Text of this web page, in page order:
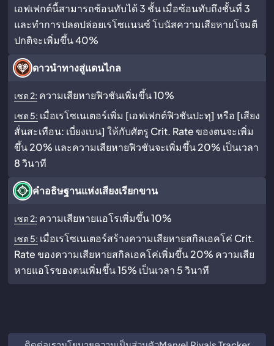
เอฟเฟกต์นี้สามารถซ้อนทับได้ 3 ชั้น เมื่อซ้อนทับถึงชั้นที่ 3
และทำการปลดปล่อยเรโซแนนซ์ โบนัสความเสียหายโจมตี
ปกติจะเพิ่มขึ้น 40%
ดาวนำทางสู่แดนไกล
เซต 2: ความเสียหายฟิวชันเพิ่มขึ้น 10%
เซต 5: เมื่อเรโซเนเตอร์เพิ่ม [เอฟเฟกต์ฟิวชันปะทุ] หรือ [เสียง
สั่นสะเทือน: เบี่ยงเบน] ให้กับศัตรู Crit. Rate ของตนจะเพิ่ม
ขึ้น 20% และความเสียหายฟิวชันจะเพิ่มขึ้น 20% เป็นเวลา
8 วินาที
คำอธิษฐานแห่งเสียงเรียกขาน
เซต 2: ความเสียหายแอโรเพิ่มขึ้น 10%
เซต 5: เมื่อเรโซเนเตอร์สร้างความเสียหายสกิลเอคโค่ Crit.
Rate ของความเสียหายสกิลเอคโค่เพิ่มขึ้น 20% ความเสีย
หายแอโรของตนเพิ่มขึ้น 15% เป็นเวลา 5 วินาที